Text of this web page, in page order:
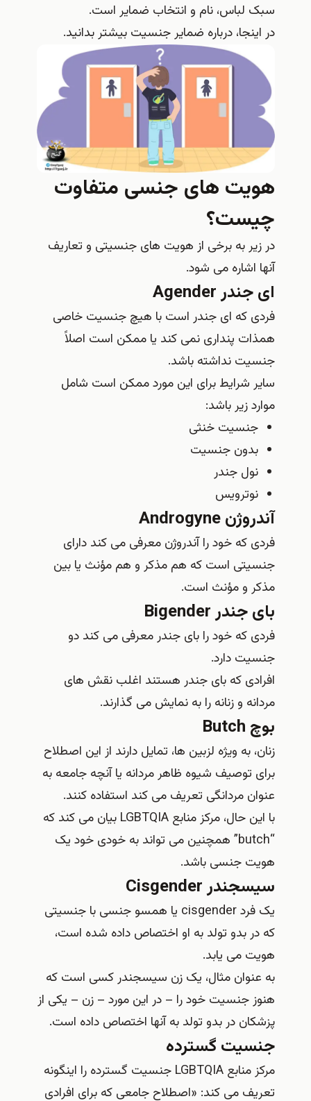
سبک لباس، نام و انتخاب ضمایر است.
در اینجا، درباره ضمایر جنسیت بیشتر بدانید.
هویت های جنسی متفاوت
چیست؟
در زیر به برخی از هویت های جنسیتی و تعاریف
آنها اشاره می شود.
ای جندر Agender
فردی که ای جندر است با هیچ جنسیت خاصی
همذات پنداری نمی کند یا ممکن است اصلاً
جنسیت نداشته باشد.
سایر شرایط برای این مورد ممکن است شامل
موارد زیر باشد:
جنسیت خنثی
بدون جنسیت
نول جندر
نوترویس
آندروژن Androgyne
فردی که خود را آندروژن معرفی می کند دارای
جنسیتی است که هم مذکر و هم مؤنث یا بین
مذکر و مؤنث است.
بای جندر Bigender
فردی که خود را بای جندر معرفی می کند دو
جنسیت دارد.
افرادی که بای جندر هستند اغلب نقش های
مردانه و زنانه را به نمایش می گذارند.
بوچ Butch
زنان، به‌ ویژه لزبین‌ ها، تمایل دارند از این اصطلاح
برای توصیف شیوه ظاهر مردانه یا آنچه جامعه به
عنوان مردانگی تعریف می‌ کند استفاده کنند.
با این حال، مرکز منابع LGBTQIA بیان می کند که
“butch” همچنین می تواند به خودی خود یک
هویت جنسی باشد.
سیسجندر Cisgender
یک فرد cisgender یا همسو جنسی با جنسیتی
که در بدو تولد به او اختصاص داده شده است،
هویت می‌ یابد.
به عنوان مثال، یک زن سیسجندر کسی است که
هنوز جنسیت خود را – در این مورد – زن – یکی از
پزشکان در بدو تولد به آنها اختصاص داده است.
جنسیت گسترده
مرکز منابع LGBTQIA جنسیت گسترده را اینگونه
تعریف می‌ کند: «اصطلاح جامعی که برای افرادی